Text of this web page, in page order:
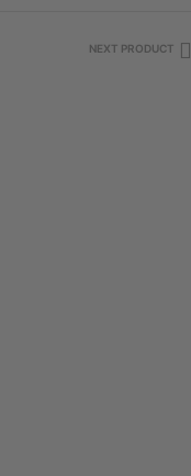
NEXT PRODUCT